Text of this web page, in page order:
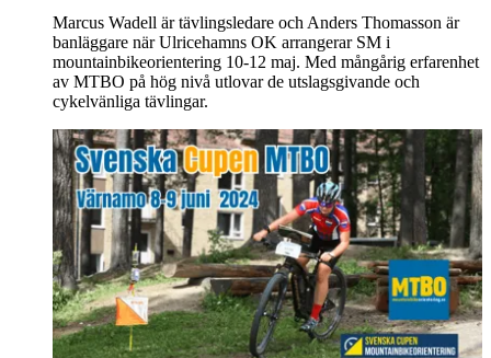
Marcus Wadell är tävlingsledare och Anders Thomasson är
banläggare när Ulricehamns OK arrangerar SM i
mountainbikeorientering 10-12 maj. Med mångårig erfarenhet
av MTBO på hög nivå utlovar de utslagsgivande och
cykelvänliga tävlingar.